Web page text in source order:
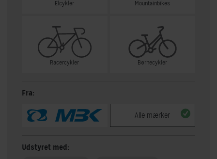
Elcykler Mountainbikes
Racercykler Børnecykler
Fra:
Alle mærker
Udstyret med: